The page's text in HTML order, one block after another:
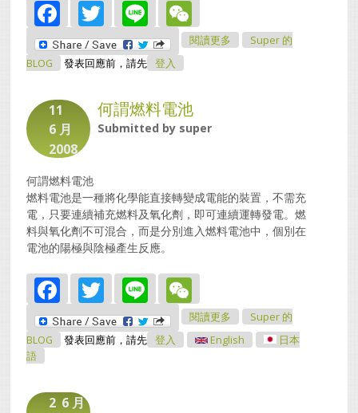
Facebook
Twitter
Line
閱讀更多關於何謂燃料電池
Super 的
BLOG
發表回應前，請先 登入
11
6 月
2008
何謂燃料電池
Submitted by super
何謂燃料電池
燃料電池是一種將化學能直接轉變成電能的裝置，不需充
電，只要連續補充燃料及氧化劑，即可連續運轉發電。燃
料與氧化劑不可混合，而是分別進入燃料電池中，個別在
電池的陽極與陰極產生反應。
Facebook
Twitter
Line
閱讀更多關於何謂燃料電池
Super 的
BLOG
發表回應前，請先 登入 English
日本
語
2 6 月